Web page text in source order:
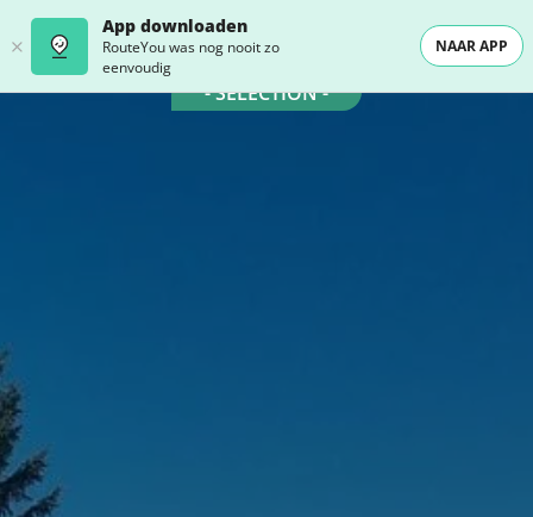
App downloaden
RouteYou was nog nooit zo
eenvoudig
NAAR APP
- SELECTION -